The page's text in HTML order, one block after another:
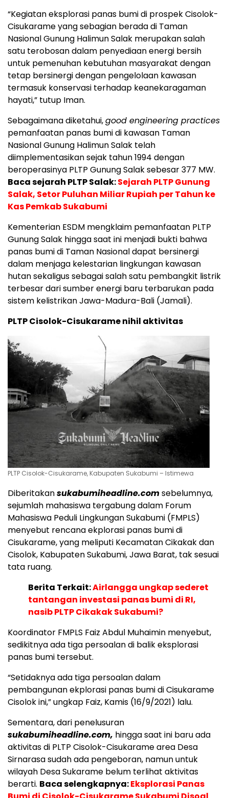
“Kegiatan eksplorasi panas bumi di prospek Cisolok-
Cisukarame yang sebagian berada di Taman
Nasional Gunung Halimun Salak merupakan salah
satu terobosan dalam penyediaan energi bersih
untuk pemenuhan kebutuhan masyarakat dengan
tetap bersinergi dengan pengelolaan kawasan
termasuk konservasi terhadap keanekaragaman
hayati,” tutup Iman.
Sebagaimana diketahui,good engineering practices
pemanfaatan panas bumi di kawasan Taman
Nasional Gunung Halimun Salak telah
diimplementasikan sejak tahun 1994 dengan
beroperasinya PLTP Gunung Salak sebesar 377 MW.
Baca sejarah PLTP Salak:Sejarah PLTP Gunung
Salak, Setor Puluhan Miliar Rupiah per Tahun ke
Kas Pemkab Sukabumi
Kementerian ESDM mengklaim pemanfaatan PLTP
Gunung Salak hingga saat ini menjadi bukti bahwa
panas bumi di Taman Nasional dapat bersinergi
dalam menjaga kelestarian lingkungan kawasan
hutan sekaligus sebagai salah satu pembangkit listrik
terbesar dari sumber energi baru terbarukan pada
sistem kelistrikan Jawa-Madura-Bali (Jamali).
PLTP Cisolok-Cisukarame nihil aktivitas
PLTP Cisolok-Cisukarame, Kabupaten Sukabumi – Istimewa
Diberitakansukabumiheadline.comsebelumnya,
sejumlah mahasiswa tergabung dalam Forum
Mahasiswa Peduli Lingkungan Sukabumi (FMPLS)
menyebut rencana ekplorasi panas bumi di
Cisukarame, yang meliputi Kecamatan Cikakak dan
Cisolok, Kabupaten Sukabumi, Jawa Barat, tak sesuai
tata ruang.
Berita Terkait:Airlangga ungkap sederet
tantangan investasi panas bumi di RI,
nasib PLTP Cikakak Sukabumi?
Koordinator FMPLS Faiz Abdul Muhaimin menyebut,
sedikitnya ada tiga persoalan di balik eksplorasi
panas bumi tersebut.
“Setidaknya ada tiga persoalan dalam
pembangunan ekplorasi panas bumi di Cisukarame
Cisolok ini,” ungkap Faiz, Kamis (16/9/2021) lalu.
Sementara, dari penelusuran
sukabumiheadline.com, hingga saat ini baru ada
aktivitas di PLTP Cisolok-Cisukarame area Desa
Sirnarasa sudah ada pengeboran, namun untuk
wilayah Desa Sukarame belum terlihat aktivitas
berarti. Baca selengkapnya:Eksplorasi Panas